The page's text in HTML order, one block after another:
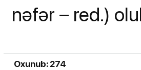
nəfər – red.)
Oxunub: 274